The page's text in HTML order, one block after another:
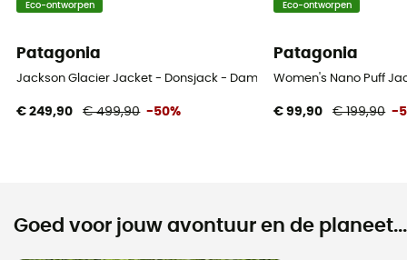
Eco-ontworpen
Patagonia
Jackson Glacier Jacket - Donsjack - Dames
€ 249,90 € 499,90 -50%
Eco-ontworpen
Patagonia
Women's Nano Puff
€ 99,90 € 199,90 -
Goed voor jouw avontuur en de planeet...